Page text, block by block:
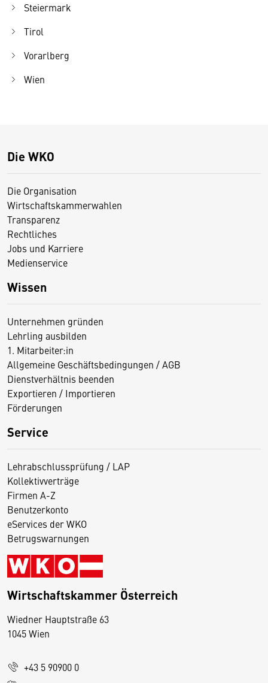
Steiermark
Tirol
Vorarlberg
Wien
Die WKO
Die Organisation
Wirtschaftskammerwahlen
Transparenz
Rechtliches
Jobs und Karriere
Medienservice
Wissen
Unternehmen gründen
Lehrling ausbilden
1. Mitarbeiter:in
Allgemeine Geschäftsbedingungen / AGB
Dienstverhältnis beenden
Exportieren / Importieren
Förderungen
Service
Lehrabschlussprüfung / LAP
Kollektivverträge
Firmen A-Z
Benutzerkonto
eServices der WKO
Betrugswarnungen
Wirtschaftskammer Österreich
Wiedner Hauptstraße 63
1045 Wien
+43 5 90900 0
D
s